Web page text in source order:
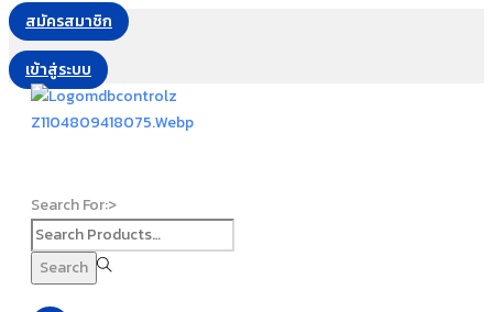
สมัครสมาชิก
เข้าสู่ระบบ
Search For:>
Search